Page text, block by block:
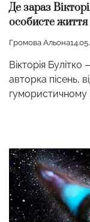
Де зараз
особисте життя
Громова Альона
Вікторія Булітко
авторка пісень,
гумористичному